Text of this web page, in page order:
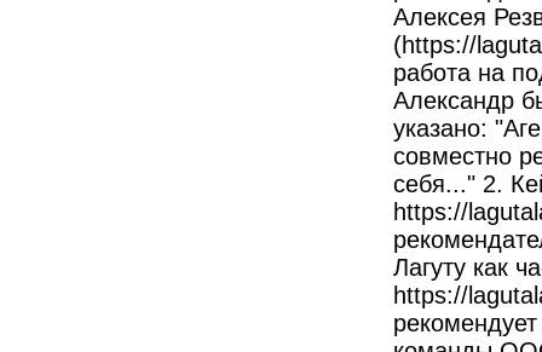
Алексея
(https://
работа на
Александр
указано:
совместно
себя..." 2.
https://
Лагуту как
https://